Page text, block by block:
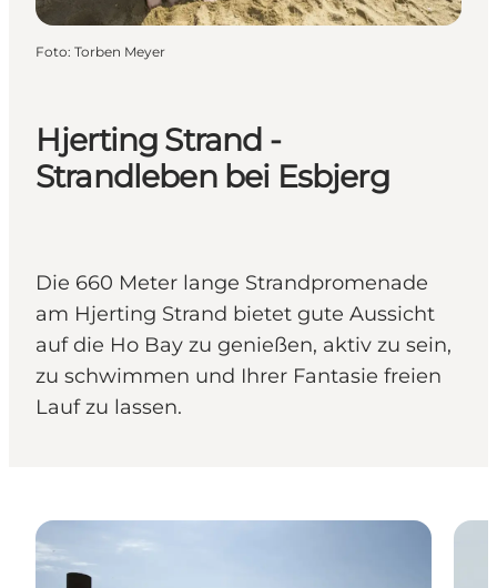
Hjerting Strand -
Strandleben bei Esbjerg
Die 660 Meter lange Strandpromenade
am Hjerting Strand bietet gute Aussicht
auf die Ho Bay zu genießen, aktiv zu sein,
zu schwimmen und Ihrer Fantasie freien
Lauf zu lassen.
Foto: Torben Meyer